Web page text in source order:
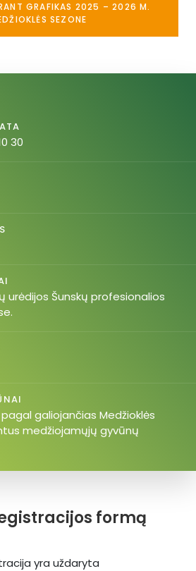
GRAFIKAS 2025 – 2026 M.
SEZONE
formą
yra uždaryta
30
urėdijos Šunskų profesionalios
galiojančias Medžioklės
medžiojamųjų gyvūnų